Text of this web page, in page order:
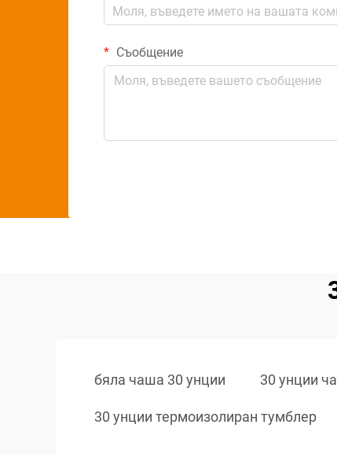
Съобщение
бяла чаша 30 унции 30 унции
30 унции термоизолиран тумблер